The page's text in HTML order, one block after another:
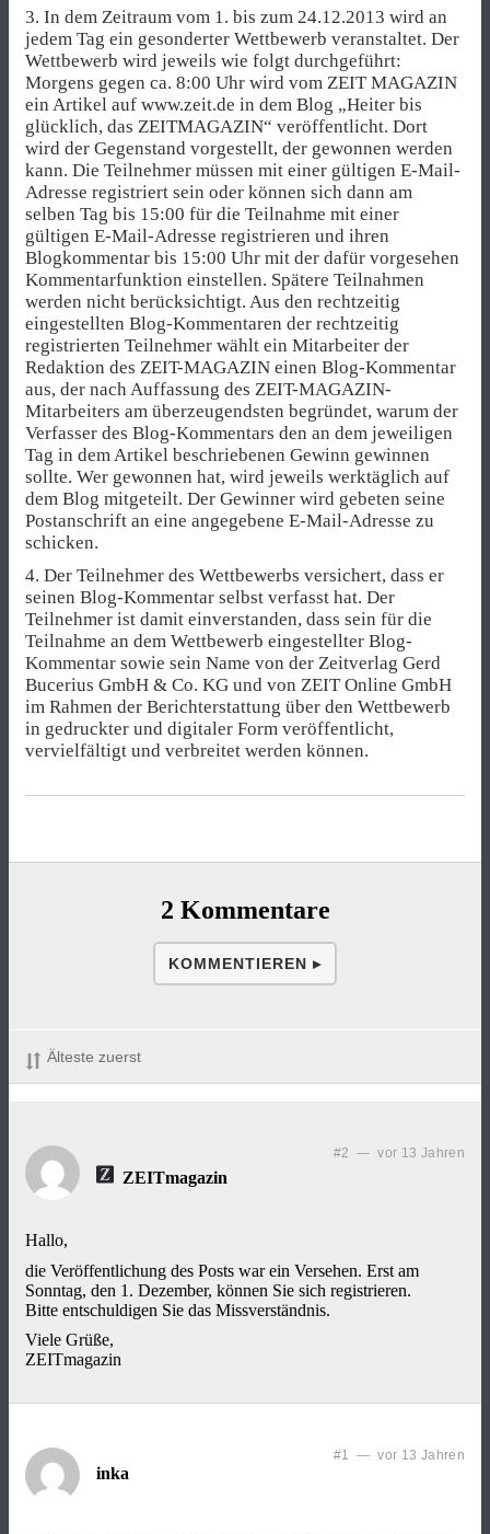
3. In dem Zeitraum vom 1. bis zum 24.12.2013 wird an
jedem Tag ein gesonderter Wettbewerb veranstaltet. Der
Wettbewerb wird jeweils wie folgt durchgeführt:
Morgens gegen ca. 8:00 Uhr wird vom ZEIT MAGAZIN
ein Artikel auf www.zeit.de in dem Blog „Heiter bis
glücklich, das ZEITMAGAZIN“ veröffentlicht. Dort
wird der Gegenstand vorgestellt, der gewonnen werden
kann. Die Teilnehmer müssen mit einer gültigen E-Mail-
Adresse registriert sein oder können sich dann am
selben Tag bis 15:00 für die Teilnahme mit einer
gültigen E-Mail-Adresse registrieren und ihren
Blogkommentar bis 15:00 Uhr mit der dafür vorgesehen
Kommentarfunktion einstellen. Spätere Teilnahmen
werden nicht berücksichtigt. Aus den rechtzeitig
eingestellten Blog-Kommentaren der rechtzeitig
registrierten Teilnehmer wählt ein Mitarbeiter der
Redaktion des ZEIT-MAGAZIN einen Blog-Kommentar
aus, der nach Auffassung des ZEIT-MAGAZIN-
Mitarbeiters am überzeugendsten begründet, warum der
Verfasser des Blog-Kommentars den an dem jeweiligen
Tag in dem Artikel beschriebenen Gewinn gewinnen
sollte. Wer gewonnen hat, wird jeweils werktäglich auf
dem Blog mitgeteilt. Der Gewinner wird gebeten seine
Postanschrift an eine angegebene E-Mail-Adresse zu
schicken.
4. Der Teilnehmer des Wettbewerbs versichert, dass er
seinen Blog-Kommentar selbst verfasst hat. Der
Teilnehmer ist damit einverstanden, dass sein für die
Teilnahme an dem Wettbewerb eingestellter Blog-
Kommentar sowie sein Name von der Zeitverlag Gerd
Bucerius GmbH & Co. KG und von ZEIT Online GmbH
im Rahmen der Berichterstattung über den Wettbewerb
in gedruckter und digitaler Form veröffentlicht,
vervielfältigt und verbreitet werden können.
2 Kommentare
KOMMENTIEREN ▸
Älteste zuerst
ZEITmagazin
#2 — vor 13 Jahren
Hallo,
die Veröffentlichung des Posts war ein Versehen. Erst am
Sonntag, den 1. Dezember, können Sie sich registrieren.
Bitte entschuldigen Sie das Missverständnis.
Viele Grüße,
ZEITmagazin
inka
#1 — vor 13 Jahren